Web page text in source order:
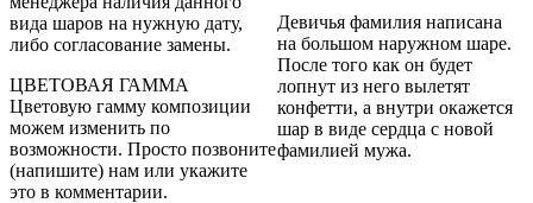
Девичья фамилия написана
на большом наружном шаре.
После того как он будет
лопнут из него вылетят
конфетти, а внутри окажется
шар в виде сердца с новой
фамилией мужа.
вида шаров на нужную дату,
либо согласование замены.
ЦВЕТОВАЯ ГАММА
Цветовую гамму композиции
можем изменить по
возможности. Просто позвоните
(напишите) нам или укажите
это в комментарии.